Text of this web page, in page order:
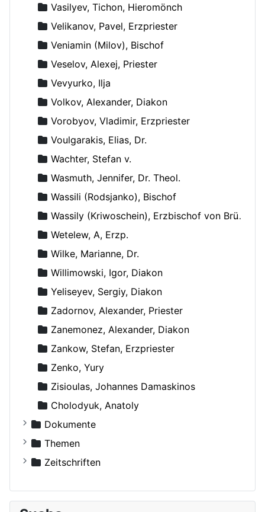
Vasilyev, Tichon, Hieromönch
Velikanov, Pavel, Erzpriester
Veniamin (Milov), Bischof
Veselov, Alexej, Priester
Vevyurko, Ilja
Volkov, Alexander, Diakon
Vorobyov, Vladimir, Erzpriester
Voulgarakis, Elias, Dr.
Wachter, Stefan v.
Wasmuth, Jennifer, Dr. Theol.
Wassili (Rodsjanko), Bischof
Wassily (Kriwoschein), Erzbischof von Brüssel
Wetelew, A, Erzp.
Wilke, Marianne, Dr.
Willimowski, Igor, Diakon
Yeliseyev, Sergiy, Diakon
Zadornov, Alexander, Priester
Zanemonez, Alexander, Diakon
Zankow, Stefan, Erzpriester
Zenko, Yury
Zisioulas, Johannes Damaskinos
Сholodyuk, Anatoly
Dokumente
Russische Orthodoxe Kirche
Russische Orthodoxe Kirche im Ausland
Themen
Agiographie (Viten)
Autokephale und autonome Kirchen
Zeitschriften
Der Frohbote